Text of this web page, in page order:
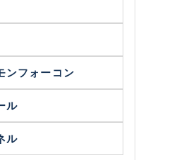
ンフォーコン
ル
ル